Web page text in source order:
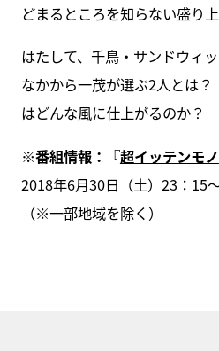
どまるところを知らない盛り
はたして、千鳥・サンドウィ
なかから一茂が選ぶ2人とは
はどんな風に仕上がるのか？
※番組情報：『超イッテンモノ
2018年6月30日（土）23：15
（※一部地域を除く）